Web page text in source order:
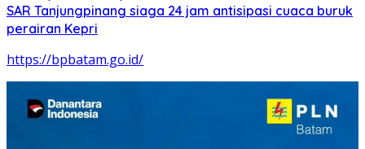
SAR Tanjungpinang siaga 24 jam antisipasi cuaca buruk
perairan Kepri
https://bpbatam.go.id/